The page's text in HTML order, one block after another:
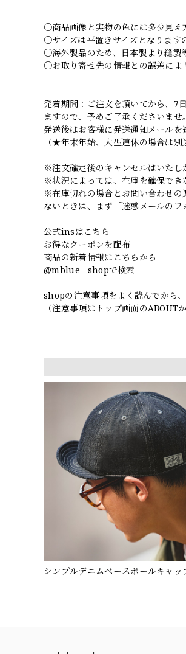
○商品画像と実物の色には多少見え
○サイズは平置きサイズとなります
○海外製品のため、日本製より縫製
○お取り寄せ先の情報との誤差によ
発着期間：ご注文を頂いてから、7
ますので、予めご了承くださいませ
発送後はお客様に発送通知メールを
（★年末年始、大型連休の場合は別
※注文確定後のキャンセルはいたし
※状況によっては、在庫を確保でき
※在庫切れの場合とお問い合わせ
ないときは、まず「迷惑メールのフ
公式insはこちら
お得なクーポンを配布
商品の新着情報はこちらから
@mblue__shopで検索
shopの注意事項をよく読んでから、
（注意事項はトップ画面のABOUT
シンプルデニムベースボールキャッ